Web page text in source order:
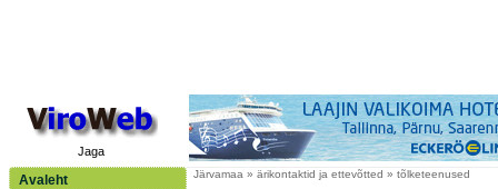
Jaga
Avaleht
Järvamaa » ärikontaktid ja ettevõtted » tõlketeenused